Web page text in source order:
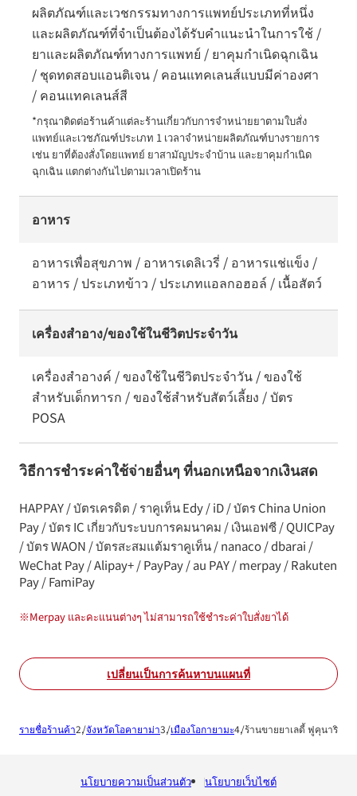
ผลิตภัณฑ์และเวชกรรมทางการแพทย์ประเภทที่หนึ่ง
และผลิตภัณฑ์ที่จำเป็นต้องได้รับคำแนะนำในการใช้ /
ยาและผลิตภัณฑ์ทางการแพทย์ / ยาคุมกำเนิดฉุกเฉิน
/ ชุดทดสอบแอนติเจน / คอนแทคเลนส์แบบมีค่าองศา
/ คอนแทคเลนส์สี
*กรุณาติดต่อร้านค้าแต่ละร้านเกี่ยวกับการจำหน่ายยาตามใบสั่ง
แพทย์และเวชภัณฑ์ประเภท 1 เวลาจำหน่ายผลิตภัณฑ์บางรายการ
เช่น ยาที่ต้องสั่งโดยแพทย์ ยาสามัญประจำบ้าน และยาคุมกำเนิด
ฉุกเฉิน แตกต่างกันไปตามเวลาเปิดร้าน
อาหาร
อาหารเพื่อสุขภาพ / อาหารเดลิเวรี่ / อาหารแช่แข็ง /
อาหาร / ประเภทข้าว / ประเภทแอลกอฮอล์ / เนื้อสัตว์
เครื่องสำอาง/ของใช้ในชีวิตประจำวัน
เครื่องสำอางค์ / ของใช้ในชีวิตประจำวัน / ของใช้
สำหรับเด็กทารก / ของใช้สำหรับสัตว์เลี้ยง / บัตร
POSA
วิธีการชำระค่าใช้จ่ายอื่นๆ ที่นอกเหนือจากเงินสด
HAPPAY / บัตรเครดิต / ราคูเท็น Edy / iD / บัตร China Union
Pay / บัตร IC เกี่ยวกับระบบการคมนาคม / เงินเอฟซี / QUICPay
/ บัตร WAON / บัตรสะสมแต้มราคูเท็น / nanaco / dbarai /
WeChat Pay / Alipay+ / PayPay / au PAY / merpay / Rakuten
Pay / FamiPay
※Merpay และคะแนนต่างๆ ไม่สามารถใช้ชำระค่าใบสั่งยาได้
เปลี่ยนเป็นการค้นหาบนแผนที่
รายชื่อร้านค้า จังหวัดโอคายาม่า เมืองโอกายามะ ร้านขายยาเลดี้ ฟูคุนาริ
นโยบายความเป็นส่วนตัว นโยบายเว็บไซต์